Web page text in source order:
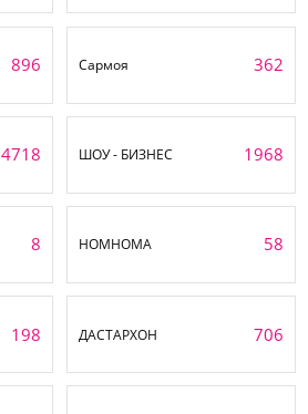
896 Сармоя 362
4718 ШОУ - БИЗНЕС 1968
8 НОМНОМА 58
198 ДАСТАРХОН 706